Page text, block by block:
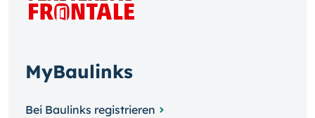
MyBaulinks
Bei Baulinks registrieren